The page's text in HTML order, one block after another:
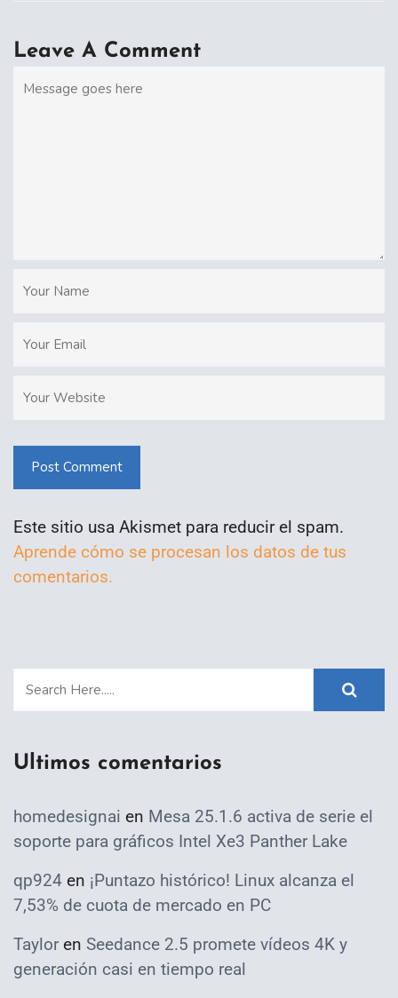
Leave A Comment
Post Comment
Este sitio usa Akismet para reducir el spam.
Aprende cómo se procesan los datos de tus
comentarios.
Ultimos comentarios
homedesignai en Mesa 25.1.6 activa de serie el
soporte para gráficos Intel Xe3 Panther Lake
qp924 en ¡Puntazo histórico! Linux alcanza el
7,53% de cuota de mercado en PC
Taylor en Seedance 2.5 promete vídeos 4K y
generación casi en tiempo real